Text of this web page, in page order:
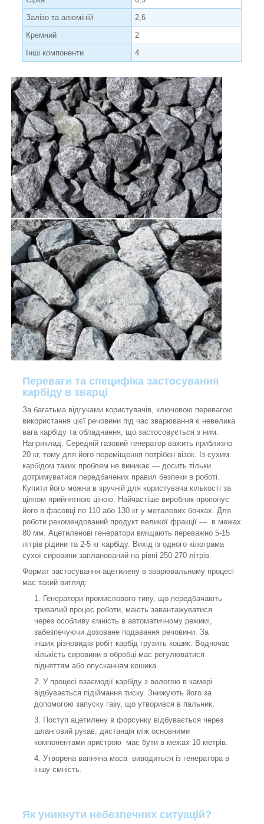
Залізо та алюміній
2,6
Кремний
2
Інші компоненти
4
Переваги та специфіка застосування
карбіду в зварці
За багатьма відгуками користувачів, ключовою перевагою
використання цієї речовини під час зварювання є невелика
вага карбіду та обладнання, що застосовується з ним.
Наприклад. Середній газовий генератор важить приблизно
20 кг, тому для його переміщення потрібен візок. Із сухим
карбідом таких проблем не виникає — досить тільки
дотримуватися передбачених правил безпеки в роботі.
Купити його можна в зручній для користувача кількості за
цілком прийнятною ціною. Найчастіше виробник пропонує
його в фасовці по 110 або 130 кг у металевих бочках. Для
роботи рекомендований продукт великої фракції — в межах
80 мм. Ацетиленові генератори вміщають переважно 5-15
літрів рідини та 2-5 кг карбіду. Вихід із одного кілограма
сухої сировини запланований на рівні 250-270 літрів.
Формат застосування ацетилену в зварювальному процесі
має такий вигляд:
Генератори промислового типу, що передбачають
тривалий процес роботи, мають завантажуватися
через особливу ємність в автоматичному режимі,
забезпечуючи дозоване подавання речовини. За
інших різновидів робіт карбід грузить кошик. Водночас
кількість сировини в обробці має регулюватися
підняттям або опусканням кошика.
У процесі взаємодії карбіду з вологою в камері
відбувається підіймання тиску. Знижують його за
допомогою запуску газу, що утворився в пальник.
Поступ ацетилену в форсунку відбувається через
шланговий рукав, дистанція між основними
компонентами пристрою має бути в межах 10 метрів.
Утворена вапняна маса виводиться із генератора в
іншу ємність.
Як уникнути небезпечних ситуацій?